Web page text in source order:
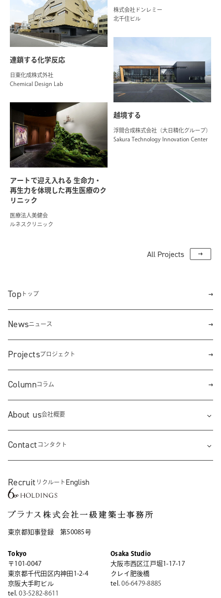
株式会社ドンレミー
北千住ビル
連鎖する化学反応
日東化成株式外社
Chemical Design Lab
越境する
浮間合成株式会社（大日精化グループ）
Sakura Technology Innovation Center
アートで迎え入れる 生命力・
再生力を体現した再生医療のク
リニック
医療法人美健会
ルネスクリニック
All Projects
Top トップ
Projectsプロジェクト
About us会社概要
Newsニュース
Columnコラム
Contact コンタクト
Recruit リクルート English
東京都知事登録 第50085号
Tokyo
〒101-0047
東京都千代田区内神田1-2-4
京阪大手町ビル
tel.03-5282-8611
Osaka Studio
大阪市西区江戸堀1-17-17
クレイ肥後橋
tel.06-6479-8885